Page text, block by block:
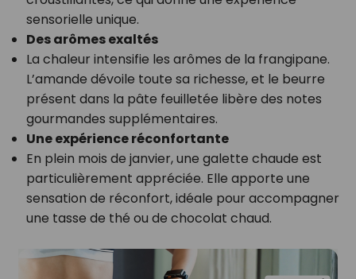
sensorielle unique.
Des arômes exaltés
La chaleur intensifie les arômes de la frangipane.
L’amande dévoile toute sa richesse, et le beurre
présent dans la pâte feuilletée libère des notes
gourmandes supplémentaires.
Une expérience réconfortante
En plein mois de janvier, une galette chaude est
particulièrement appréciée. Elle apporte une
sensation de réconfort, idéale pour accompagner
une tasse de thé ou de chocolat chaud.